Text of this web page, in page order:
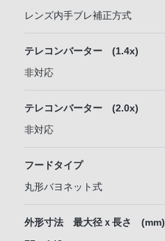
レンズ内手ブレ補正方式
テレコンバーター (1.4x)
非対応
テレコンバーター (2.0x)
非対応
フードタイプ
丸形バヨネット式
外形寸法 最大径ｘ長さ (mm)